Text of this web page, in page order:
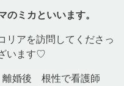
ミカといいます。
リアを訪問してくださっ
います♡
離婚後 根性で看護師